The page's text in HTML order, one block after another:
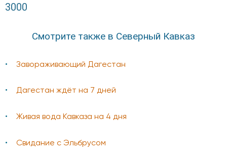
3000
Смотрите также в Северный Кавказ
Завораживающий Дагестан
Дагестан ждёт на 7 дней
Живая вода Кавказа на 4 дня
Свидание с Эльбрусом